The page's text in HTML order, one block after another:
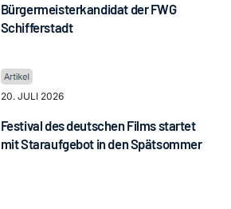
Bürgermeisterkandidat der FWG
Schifferstadt
20. JULI 2026
Festival des deutschen Films startet
mit Staraufgebot in den Spätsommer